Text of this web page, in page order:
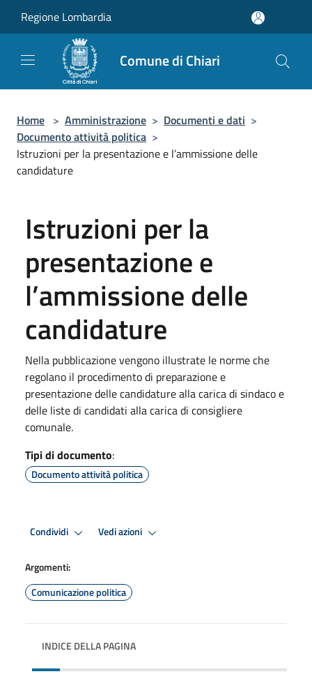
Regione Lombardia
Comune di Chiari
Home > Amministrazione > Documenti e dati >
Documento attività politica >
Istruzioni per la presentazione e l’ammissione delle
candidature
Istruzioni per la
presentazione e
l’ammissione delle
candidature
Nella pubblicazione vengono illustrate le norme che
regolano il procedimento di preparazione e
presentazione delle candidature alla carica di sindaco e
delle liste di candidati alla carica di consigliere
comunale.
Tipi di documento:
Documento attività politica
Condividi Vedi azioni
Argomenti:
Comunicazione politica
INDICE DELLA PAGINA